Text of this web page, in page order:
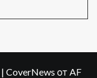
| CoverNews от AF